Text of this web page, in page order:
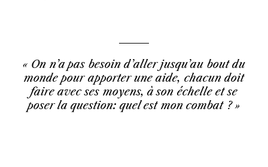
On n’a pas besoin d’aller jusqu’au bout du
monde pour apporter une aide, chacun doit
faire avec ses moyens, à son échelle et se
poser la question: quel est mon combat ?